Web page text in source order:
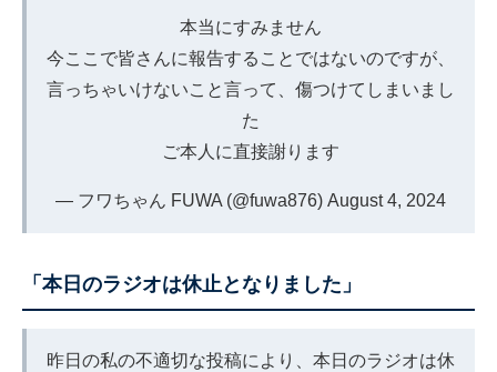
本当にすみません
今ここで皆さんに報告することではないのですが、
言っちゃいけないこと言って、傷つけてしまいまし
た
ご本人に直接謝ります
— フワちゃん FUWA (@fuwa876) August 4, 2024
「本日のラジオは休止となりました」
昨日の私の不適切な投稿により、本日のラジオは休